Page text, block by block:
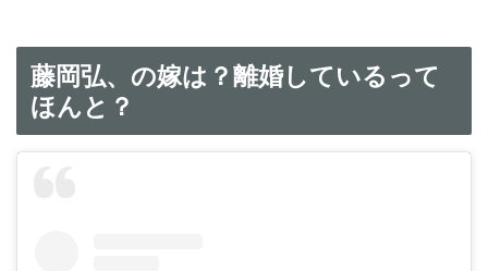
藤岡弘、の嫁は？離婚しているって
ほんと？